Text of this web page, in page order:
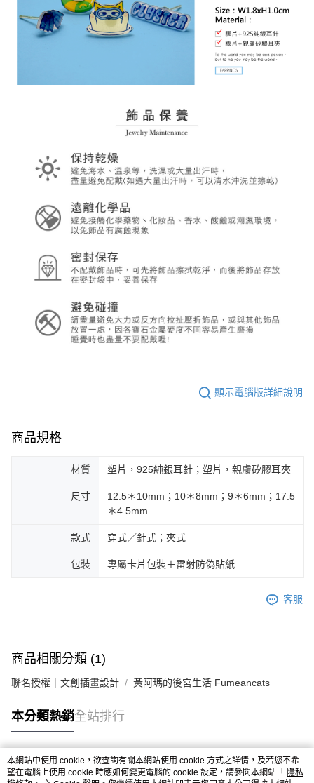
顯示電腦版詳細說明
商品規格
材質 塑片，925純銀耳針；塑片，親膚矽膠耳夾
尺寸
12.5＊10mm；10＊8mm；9＊6mm；17.5
＊4.5mm
款式 穿式／針式；夾式
包裝 專屬卡片包裝＋雷射防偽貼紙
客服
商品相關分類 (1)
聯名授權｜文創插畫設計 黃阿瑪的後宮生活 Fumeancats
本分類熱銷全站排行
熱門標籤
本網站中使用 cookie，欲查詢有關本網站使用 cookie 方式之詳情，及若您不希
望在電腦上使用 cookie 時應如何變更電腦的 cookie 設定，請參閱本網站「 隱私